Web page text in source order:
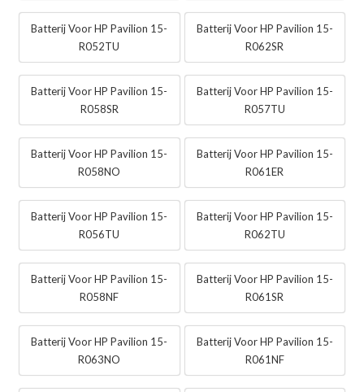
Batterij Voor HP Pavilion 15-
R052TU
Batterij Voor HP Pavilion 15-
R062SR
Batterij Voor HP Pavilion 15-
R058SR
Batterij Voor HP Pavilion 15-
R057TU
Batterij Voor HP Pavilion 15-
R058NO
Batterij Voor HP Pavilion 15-
R061ER
Batterij Voor HP Pavilion 15-
R056TU
Batterij Voor HP Pavilion 15-
R062TU
Batterij Voor HP Pavilion 15-
R058NF
Batterij Voor HP Pavilion 15-
R061SR
Batterij Voor HP Pavilion 15-
R063NO
Batterij Voor HP Pavilion 15-
R061NF